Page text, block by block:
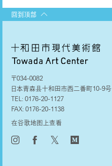
回到顶部
〒034-0082
日本青森县十和田市西二番町10-9号
TEL: 0176-20-1127
FAX: 0176-20-1138
在谷歌地图上查看
𝕏